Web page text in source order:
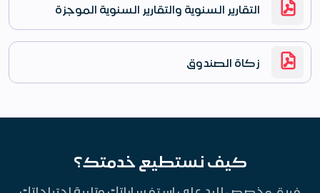
التقارير السنوية والتقارير السنوية الموجزة
زكاة الصندوق
كيف نستطيع خدمتك؟